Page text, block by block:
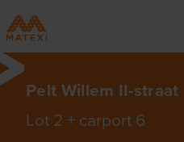
Pelt Willem II-straat
Lot 2 + carport 6